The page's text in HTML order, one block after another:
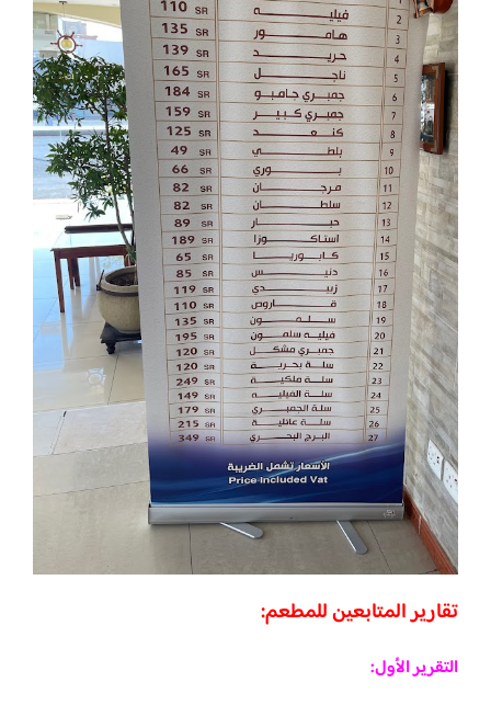
تقارير المتابعين للمطعم:
التقرير الأول: